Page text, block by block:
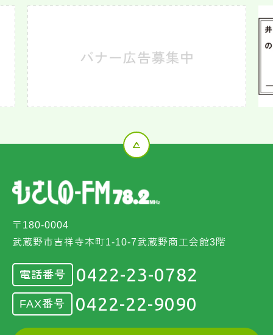
〒180-0004
武蔵野市吉祥寺本町1-10-7武蔵野商工会館3階
電話番号 0422-23-0782
FAX番号 0422-22-9090